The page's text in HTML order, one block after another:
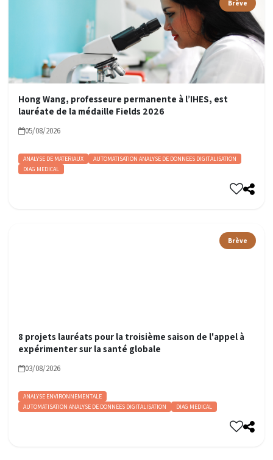
Brève
Hong Wang, professeure permanente à l’IHES, est
lauréate de la médaille Fields 2026
05/08/2026
ANALYSE DE MATERIAUX
AUTOMATISATION ANALYSE DE DONNEES DIGITALISATION
DIAG MEDICAL
Brève
8 projets lauréats pour la troisième saison de l'appel à
expérimenter sur la santé globale
03/08/2026
ANALYSE ENVIRONNEMENTALE
AUTOMATISATION ANALYSE DE DONNEES DIGITALISATION
DIAG MEDICAL